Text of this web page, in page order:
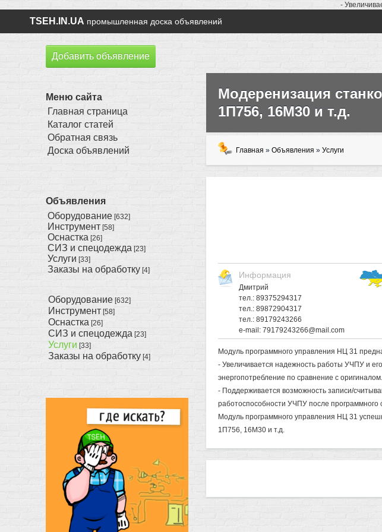
-
TSEH.IN.UA промышленная доска объявлений
Добавить объявление
Меню сайта
Главная страница
Каталог статей
Обратная связь
Доска объявлений
Объявления
Оборудование [632]
Инструмент [58]
Оснастка [26]
СИЗ и спецодежда [23]
Услуги [33]
Заказы на обработку [4]
Оборудование [632]
Инструмент [58]
Оснастка [26]
СИЗ и спецодежда [23]
Услуги [33]
Заказы на обработку [4]
Модеренизация
1П756, 16М30 и т.д.
Главная » Объявления » Услуги
Информация
Дмитрий
тел.: 89375294317
тел.: 89872904317
тел.: 89179243266
e-mail: 79179243266@mail.com
Модуль программного управления НЦ 31
- Увеличивается надежность работы УЧПУ и
энергопотребление по сравнение с оригиналом.
- Поддерживается возможность записи/
работоспособности УЧПУ после
Модуль программного управления НЦ 31
1П756, 16М30 и т.д.